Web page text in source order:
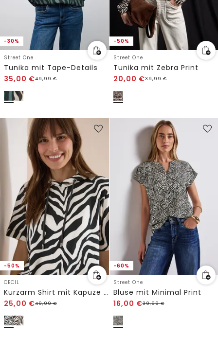
-30%
Street One
Tunika mit Tape-Details
35,00 €49,99€
-50%
Street One
Tunika mit Zebra Print
20,00 €39,99€
-50%
CECIL
Kurzarm Shirt mit Kapuze und Struktur
25,00 €49,99€
-60%
Street One
Bluse mit Minimal Print
16,00 €39,99€